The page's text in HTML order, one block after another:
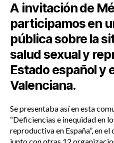
A invitación de
participamos en
pública sobre la
salud sexual y
Estado español y
Valenciana.
Se presentaba así en esta
“Deficiencias e inequidad en
reproductiva en España”, en